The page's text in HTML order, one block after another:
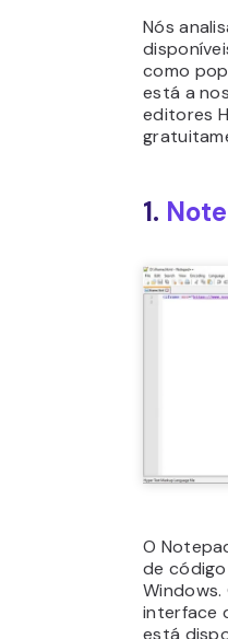
Nós
como
está a
editores
1.
O
de
Windows.
interface
está